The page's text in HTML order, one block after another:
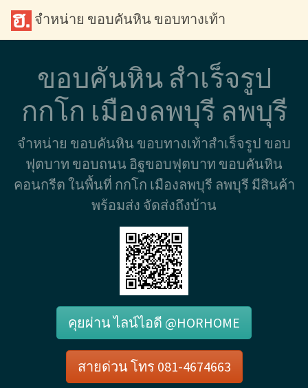
จำหน่าย ขอบคันหิน ขอบทางเท้า
ขอบคันหิน สำเร็จรูป
กกโก เมืองลพบุรี ลพบุรี
จำหน่าย ขอบคันหิน ขอบทางเท้าสำเร็จรูป ขอบ
ฟุตบาท ขอบถนน อิฐขอบฟุตบาท ขอบคันหิน
คอนกรีต ในพื้นที่ กกโก เมืองลพบุรี ลพบุรี มีสินค้า
พร้อมส่ง จัดส่งถึงบ้าน
คุยผ่าน ไลน์ไอดี @HORHOME
สายด่วน โทร 081-4674663